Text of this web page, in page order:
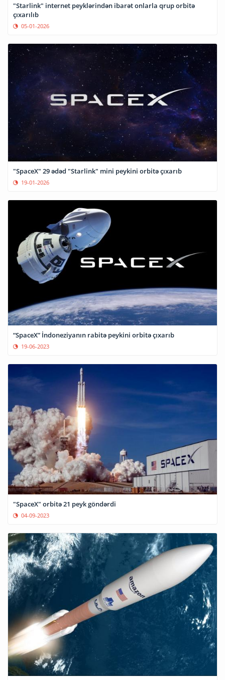
"Starlink" internet peyklərindən ibarət onlarla qrup orbitə
çıxarılıb
05-01-2026
"SpaceX" 29 ədəd "Starlink" mini peykini orbitə çıxarıb
19-01-2026
“SpaceX” İndoneziyanın rabitə peykini orbitə çıxarıb
19-06-2023
"SpaceX" orbitə 21 peyk göndərdi
04-09-2023